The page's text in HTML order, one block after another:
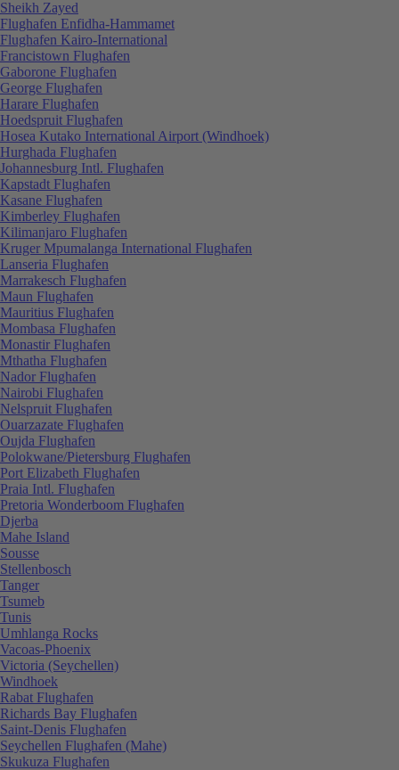
Sheikh Zayed
Flughafen Enfidha-Hammamet
Flughafen Kairo-International
Francistown Flughafen
Gaborone Flughafen
George Flughafen
Harare Flughafen
Hoedspruit Flughafen
Hosea Kutako International Airport (Windhoek)
Hurghada Flughafen
Johannesburg Intl. Flughafen
Kapstadt Flughafen
Kasane Flughafen
Kimberley Flughafen
Kilimanjaro Flughafen
Kruger Mpumalanga International Flughafen
Lanseria Flughafen
Marrakesch Flughafen
Maun Flughafen
Mauritius Flughafen
Mombasa Flughafen
Monastir Flughafen
Mthatha Flughafen
Nador Flughafen
Nairobi Flughafen
Nelspruit Flughafen
Ouarzazate Flughafen
Oujda Flughafen
Polokwane/Pietersburg Flughafen
Port Elizabeth Flughafen
Praia Intl. Flughafen
Pretoria Wonderboom Flughafen
Djerba
Mahe Island
Sousse
Stellenbosch
Tanger
Tsumeb
Tunis
Umhlanga Rocks
Vacoas-Phoenix
Victoria (Seychellen)
Windhoek
Rabat Flughafen
Richards Bay Flughafen
Saint-Denis Flughafen
Seychellen Flughafen (Mahe)
Skukuza Flughafen